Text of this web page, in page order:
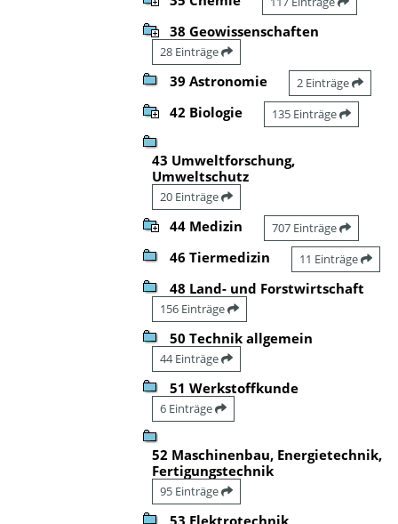
38 Geowissenschaften
28 Einträge
39 Astronomie 2 Einträge
42 Biologie 135 Einträge
43 Umweltforschung,
Umweltschutz
20 Einträge
44 Medizin 707 Einträge
46 Tiermedizin 11 Einträge
48 Land- und Forstwirtschaft
156 Einträge
50 Technik allgemein
44 Einträge
51 Werkstoffkunde
6 Einträge
52 Maschinenbau, Energietechnik,
Fertigungstechnik
95 Einträge
53 Elektrotechnik